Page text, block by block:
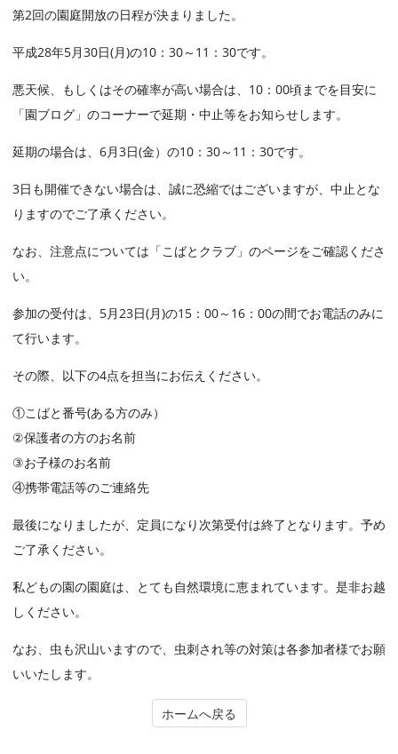
第2回の園庭開放の日程が決まりました。
平成28年5月30日(月)の10：30～11：30です。
悪天候、もしくはその確率が高い場合は、10：00頃までを目安に
「園ブログ」のコーナーで延期・中止等をお知らせします。
延期の場合は、6月3日(金）の10：30～11：30です。
3日も開催できない場合は、誠に恐縮ではございますが、中止とな
りますのでご了承ください。
なお、注意点については「こばとクラブ」のページをご確認くださ
い。
参加の受付は、5月23日(月)の15：00～16：00の間でお電話のみに
て行います。
その際、以下の4点を担当にお伝えください。
①こばと番号(ある方のみ）
②保護者の方のお名前
③お子様のお名前
④携帯電話等のご連絡先
最後になりましたが、定員になり次第受付は終了となります。予め
ご了承ください。
私どもの園の園庭は、とても自然環境に恵まれています。是非お越
しください。
なお、虫も沢山いますので、虫刺され等の対策は各参加者様でお願
いいたします。
ホームへ戻る